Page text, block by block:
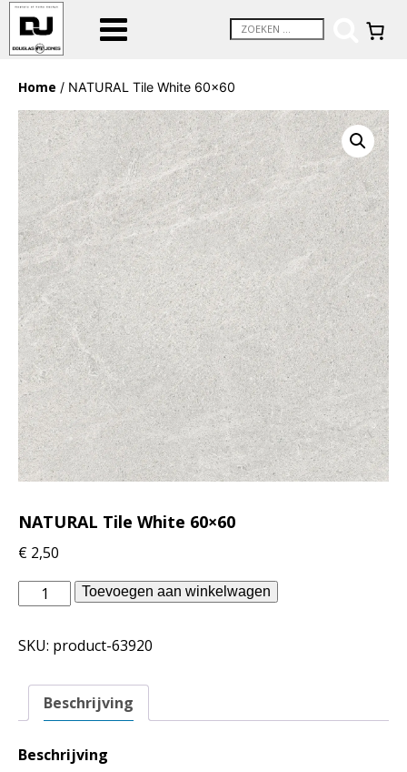
Home / NATURAL Tile White 60×60
NATURAL Tile White 60×60
€ 2,50
Piet
Boon
-
Tile
White
aantal
Toevoegen aan winkelwagen
SKU: product-63920
Beschrijving
Beschrijving